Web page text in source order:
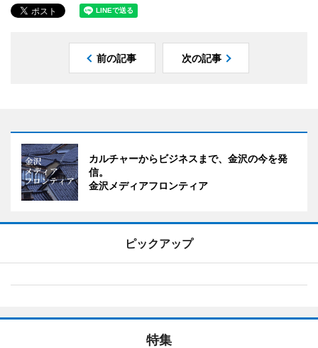
前の記事 次の記事
カルチャーからビジネスまで、金沢の今を発
信。
金沢メディアフロンティア
ピックアップ
特集